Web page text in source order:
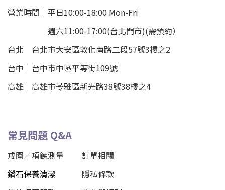
營業時間｜平日10:00-18:00 Mon-Fri
週六11:00-17:00(台北門市)(需預約）
台北 ｜ 台北市大安區敦化南路二段57號3樓之2
台中｜ 台中市中區平等街109號
高雄｜ 高雄市苓雅區新光路38號38樓之4
常見問題 Q&A
戒圍／項鍊測量
訂單相關
鑽石保養清潔
隱私條款